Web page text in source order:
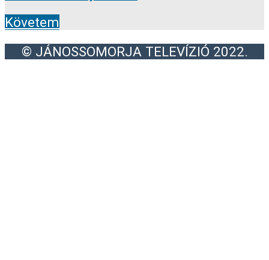
Követem
© JÁNOSSOMORJA TELEVÍZIÓ 2022.